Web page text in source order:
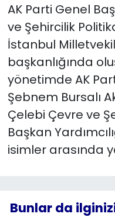
AK Parti Genel
ve Şehircilik
İstanbul
başkanlığında
yönetimde AK
Şebnem Bursalı
Çelebi Çevre ve
Başkan
isimler arasında
Bunlar da